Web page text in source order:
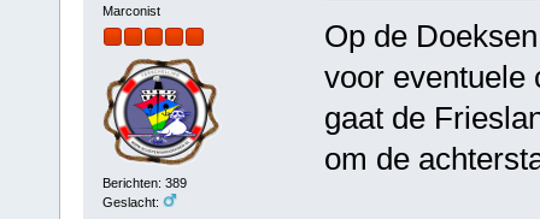
Marconist
Berichten: 389
Geslacht:
Op de
voor eventuele
gaat de
om de